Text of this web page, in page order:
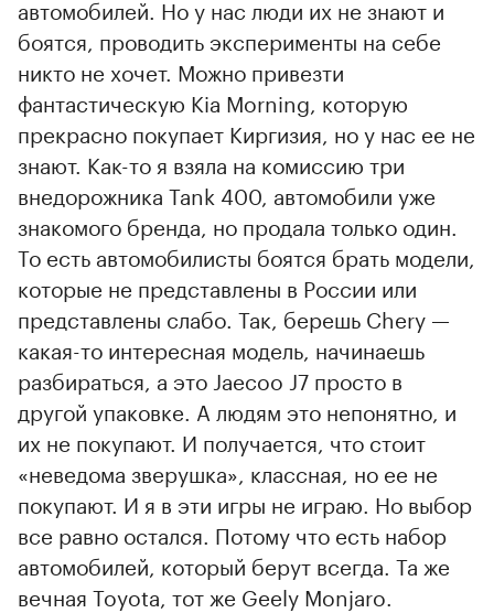
автомобилей. Но у нас люди их не знают и
боятся, проводить эксперименты на себе
никто не хочет. Можно привезти
фантастическую Kia Morning, которую
прекрасно покупает Киргизия, но у нас ее не
знают. Как-то я взяла на комиссию три
внедорожника Tank 400, автомобили уже
знакомого бренда, но продала только один.
То есть автомобилисты боятся брать модели,
которые не представлены в России или
представлены слабо. Так, берешь Chery —
какая-то интересная модель, начинаешь
разбираться, а это Jaecoo J7 просто в
другой упаковке. А людям это непонятно, и
их не покупают. И получается, что стоит
«неведома зверушка», классная, но ее не
покупают. И я в эти игры не играю. Но выбор
все равно остался. Потому что есть набор
автомобилей, который берут всегда. Та же
вечная Toyota, тот же Geely Monjaro.